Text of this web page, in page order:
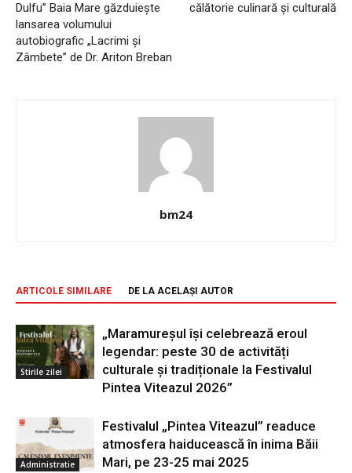
Dulfu” Baia Mare găzduiește
lansarea volumului
autobiografic „Lacrimi și
Zâmbete” de Dr. Ariton Breban
călătorie culinară și culturală
bm24
ARTICOLE SIMILARE DE LA ACELAȘI AUTOR
Stirile zilei
„Maramureșul își celebrează eroul
legendar: peste 30 de activități
culturale și tradiționale la Festivalul
Pintea Viteazul 2026”
Administratie
Festivalul „Pintea Viteazul” readuce
atmosfera haiducească în inima Băii
Mari, pe 23-25 mai 2025